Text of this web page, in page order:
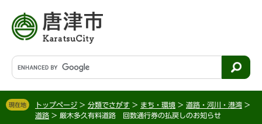
す
。
し
て
G
o
g
l
現在地 トップページ > 分類でさがす > まち・環境 > 道路・河川・港湾 >
道路 > 厳木多久有料道路 回数通行券の払戻しのお知らせ